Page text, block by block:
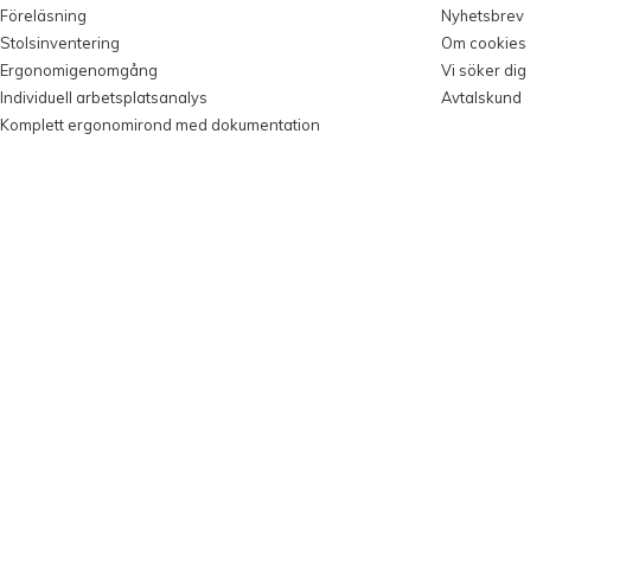
Föreläsning
Stolsinventering
Ergonomigenomgång
Individuell arbetsplatsanalys
Komplett ergonomirond med dokumentation
Nyhetsbrev
Om cookies
Vi söker dig
Avtalskund